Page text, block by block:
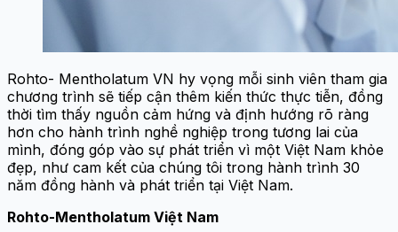
Rohto- Mentholatum VN hy vọng mỗi sinh viên tham gia
chương trình sẽ tiếp cận thêm kiến thức thực tiễn, đồng
thời tìm thấy nguồn cảm hứng và định hướng rõ ràng
hơn cho hành trình nghề nghiệp trong tương lai của
mình, đóng góp vào sự phát triển vì một Việt Nam khỏe
đẹp, như cam kết của chúng tôi trong hành trình 30
năm đồng hành và phát triển tại Việt Nam.
Rohto-Mentholatum Việt Nam